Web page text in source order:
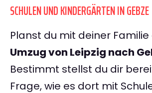
SCHULEN UND KINDERGÄRTEN IN GEBZE
Planst du mit deiner Familie
Umzug von Leipzig nach
Bestimmt stellst du dir
Frage, wie es dort mit